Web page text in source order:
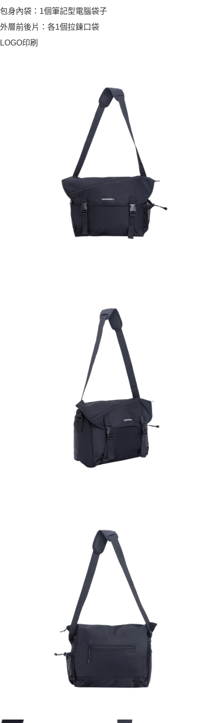
包身內袋：1個筆記型電腦袋子
外層前後片：各1個拉鍊口袋
LOGO印刷